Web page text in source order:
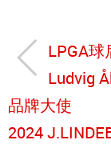
LPGA
Ludvig
品牌大使
2024